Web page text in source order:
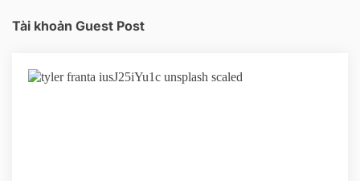
Tài khoản Guest Post